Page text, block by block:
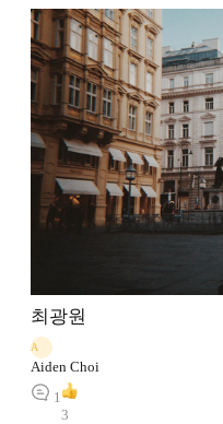
최광원
A
Aiden Choi
1
3